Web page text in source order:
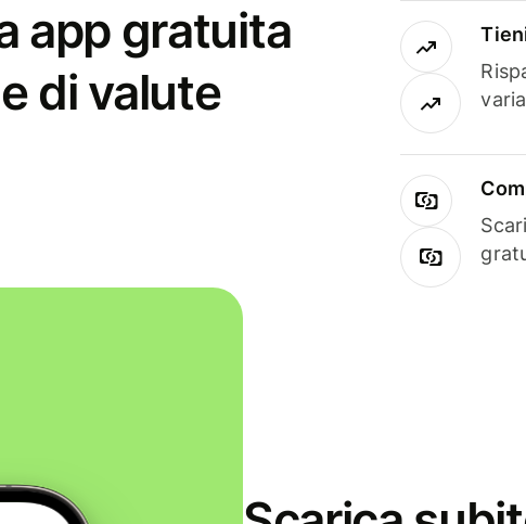
app gratuita
di valute